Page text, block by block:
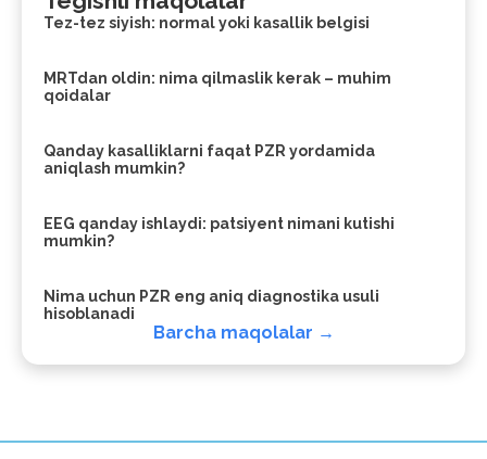
Tez-tez siyish: normal yoki kasallik belgisi
MRTdan oldin: nima qilmaslik kerak – muhim
qoidalar
Qanday kasalliklarni faqat PZR yordamida
aniqlash mumkin?
EEG qanday ishlaydi: patsiyent nimani kutishi
mumkin?
Nima uchun PZR eng aniq diagnostika usuli
hisoblanadi
Barcha maqolalar →